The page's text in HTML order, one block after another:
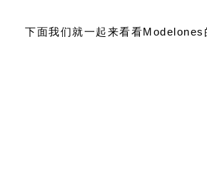
下面我们就一起来看看Modelones